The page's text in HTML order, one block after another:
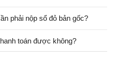
phải nộp sổ đỏ bản gốc?
toán được không?